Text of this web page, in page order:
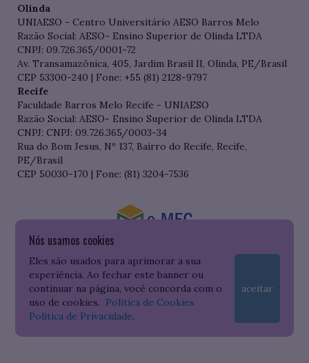
Nós usamos cookies
Eles são usados para aprimorar a sua
experiência. Ao fechar este banner ou
continuar na página, você concorda com o
uso de cookies. Política de Cookies
Política de Privacidade.
aceitar
Olinda
UNIAESO - Centro Universitário AESO Barros Melo
Razão Social: AESO- Ensino Superior de Olinda LTDA
CNPJ: 09.726.365/0001-72
Av. Transamazônica, 405, Jardim Brasil II, Olinda, PE/Brasil
CEP 53300-240 | Fone: +55 (81) 2128-9797
Recife
Faculdade Barros Melo Recife - UNIAESO
Razão Social: AESO- Ensino Superior de Olinda LTDA
CNPJ: CNPJ: 09.726.365/0003-34
Rua do Bom Jesus, Nº 137, Bairro do Recife, Recife,
PE/Brasil
CEP 50030-170 | Fone: (81) 3204-7536
Consulte o cadastro da Instituição no Sistema do e-MEC